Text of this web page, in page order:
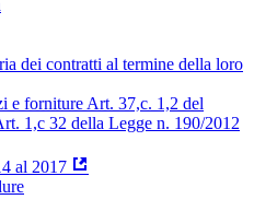
dei contratti al termine della loro
e forniture Art. 37,c. 1,2 del
1,c 32 della Legge n. 190/2012
al 2017